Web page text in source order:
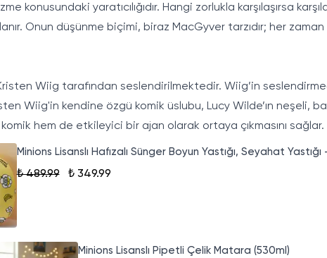
konusundaki yaratıcılığıdır. Hangi zorlukla karşılaşırsa
Onun düşünme biçimi, biraz MacGyver tarzıdır; her
Wiig tarafından seslendirilmektedir. Wiig’in
Wiig'in kendine özgü komik üslubu, Lucy Wilde’ın neşeli,
hem de etkileyici bir ajan olarak ortaya çıkmasını sağlar.
Minions Lisanslı Hafızalı Sünger Boyun Yastığı, Seyahat Yastığı
₺ 489.99 ₺ 349.99
Minions Lisanslı Pipetli Çelik Matara (530ml)